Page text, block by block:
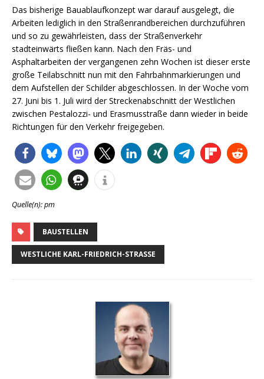
Das bisherige Bauablaufkonzept war darauf ausgelegt, die
Arbeiten lediglich in den Straßenrandbereichen durchzuführen
und so zu gewährleisten, dass der Straßenverkehr
stadteinwärts fließen kann. Nach den Fräs- und
Asphaltarbeiten der vergangenen zehn Wochen ist dieser erste
große Teilabschnitt nun mit den Fahrbahnmarkierungen und
dem Aufstellen der Schilder abgeschlossen. In der Woche vom
27. Juni bis 1. Juli wird der Streckenabschnitt der Westlichen
zwischen Pestalozzi- und Erasmusstraße dann wieder in beide
Richtungen für den Verkehr freigegeben.
Quelle(n): pm
BAUSTELLEN
WESTLICHE KARL-FRIEDRICH-STRASSE